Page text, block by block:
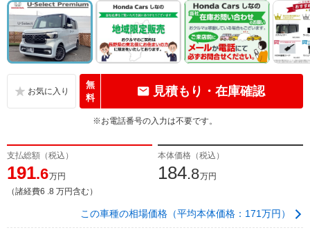
無
料
見積もり・在庫確認
※お電話番号の入力は不要です。
支払総額（税込）
191.6万円
（諸経費6 .8 万円含む）
本体価格（税込）
184.8万円
この車種の相場価格（平均本体価格：171万円）